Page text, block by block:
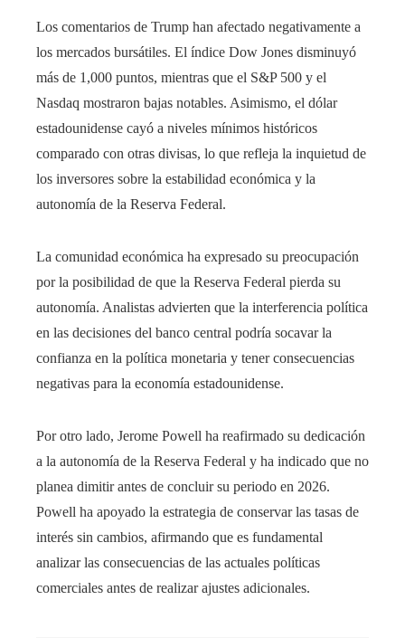
Los comentarios de Trump han afectado negativamente a
los mercados bursátiles. El índice Dow Jones disminuyó
más de 1,000 puntos, mientras que el S&P 500 y el
Nasdaq mostraron bajas notables. Asimismo, el dólar
estadounidense cayó a niveles mínimos históricos
comparado con otras divisas, lo que refleja la inquietud de
los inversores sobre la estabilidad económica y la
autonomía de la Reserva Federal.
La comunidad económica ha expresado su preocupación
por la posibilidad de que la Reserva Federal pierda su
autonomía. Analistas advierten que la interferencia política
en las decisiones del banco central podría socavar la
confianza en la política monetaria y tener consecuencias
negativas para la economía estadounidense.
Por otro lado, Jerome Powell ha reafirmado su dedicación
a la autonomía de la Reserva Federal y ha indicado que no
planea dimitir antes de concluir su periodo en 2026.
Powell ha apoyado la estrategia de conservar las tasas de
interés sin cambios, afirmando que es fundamental
analizar las consecuencias de las actuales políticas
comerciales antes de realizar ajustes adicionales.